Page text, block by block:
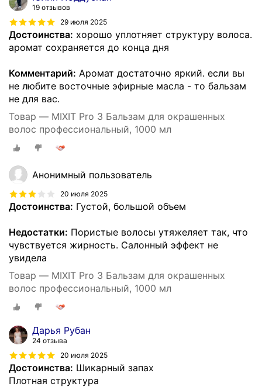
19 отзывов
29 июля 2025
Достоинства: хорошо уплотняет структуру волоса.
аромат сохраняется до конца дня
Комментарий: Аромат достаточно яркий. если вы
не любите восточные эфирные масла - то бальзам
не для вас.
Товар — MIXIT Pro 3 Бальзам для окрашенных
волос профессиональный, 1000 мл
Анонимный пользователь
20 июля 2025
Достоинства: Густой, большой объем
Недостатки: Пористые волосы утяжеляет так, что
чувствуется жирность. Салонный эффект не
увидела
Товар — MIXIT Pro 3 Бальзам для окрашенных
волос профессиональный, 1000 мл
Дарья Рубан
24 отзыва
20 июля 2025
Достоинства: Шикарный запах
Плотная структура